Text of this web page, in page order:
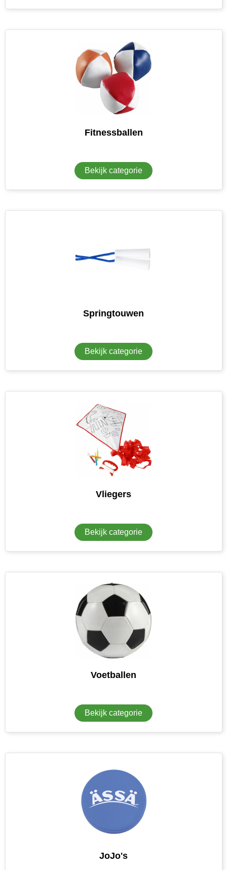
Fitnessballen
Bekijk categorie
Springtouwen
Bekijk categorie
Vliegers
Bekijk categorie
Voetballen
Bekijk categorie
JoJo's